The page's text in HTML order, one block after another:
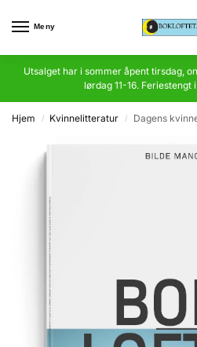
Meny
Utsalget har i sommer åpent tirsdag,
lørdag 11-16. Feriestengt
Hjem / Kvinnelitteratur / Dagens